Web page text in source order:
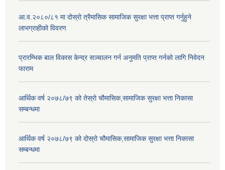
आ.व.२०८०/८१ मा दोस्रो त्रैमासिक सामाजिक सुरक्षा भत्ता प्राप्त गर्नुहुने
लाभग्राहीको विवरण
प्रारम्भिक बाल विकास केन्द्र सञ्चालन गर्न अनुमति प्राप्त गर्नको लागि निवेदन
फाराम
आर्थिक वर्ष २०७८/७९ को तेस्रो चौमासिक,सामाजिक सुरक्षा भत्ता निकासा
सम्बन्धमा
आर्थिक वर्ष २०७८/७९ को दोस्रो चौमासिक,सामाजिक सुरक्षा भत्ता निकासा
सम्बन्धमा